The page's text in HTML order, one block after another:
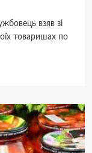
взяв зі
товаришах по